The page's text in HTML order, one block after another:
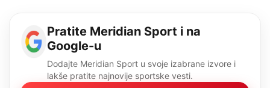
Pratite Meridian Sport i na
Google-u
Dodajte Meridian Sport u svoje izabrane izvore i
lakše pratite najnovije sportske vesti.